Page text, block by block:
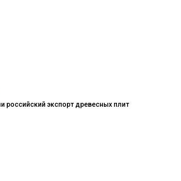
российский экспорт древесных плит